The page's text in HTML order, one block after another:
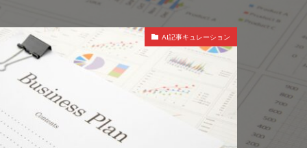
AI記事キュレーション